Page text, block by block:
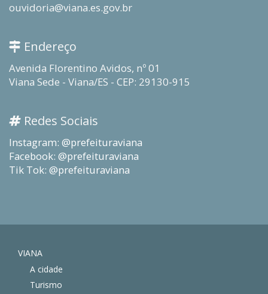
ouvidoria@viana.es.gov.br
Endereço
Avenida Florentino Avidos, nº 01
Viana Sede - Viana/ES - CEP: 29130-915
Redes Sociais
Instagram: @prefeituraviana
Facebook: @prefeituraviana
Tik Tok: @prefeituraviana
VIANA
A cidade
Turismo